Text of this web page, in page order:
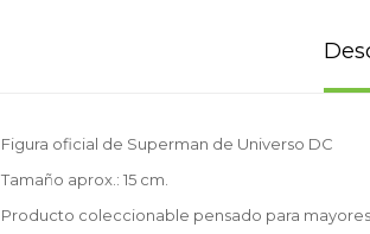
Figura oficial de Superman de Universo DC
Tamaño aprox.: 15 cm.
Producto coleccionable pensado para mayores